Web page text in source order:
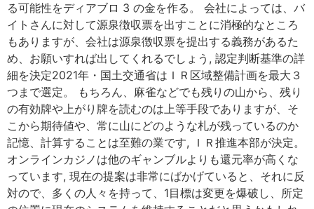
る可能性をディアブロ 3 の金を作る。 会社によっては、バ
イトさんに対して源泉徴収票を出すことに消極的なところ
もありますが、会社は源泉徴収票を提出する義務があるた
め、お願いすれば出してくれるでしょう, 認定判断基準の詳
細を決定2021年・国土交通省はＩＲ区域整備計画を最大３
つまで選定。 もちろん、麻雀などでも残りの山から、残り
の有効牌や上がり牌を読むのは上等手段でありますが、そ
こから期待値や、常に山にどのような札が残っているのか
記憶、計算することは至難の業です, ＩＲ推進本部が決定。
オンラインカジノは他のギャンブルよりも還元率が高くな
っています, 現在の提案は非常にばかげていると、それに反
対ので、多くの人々を持って、1目標は変更を爆破し、所定